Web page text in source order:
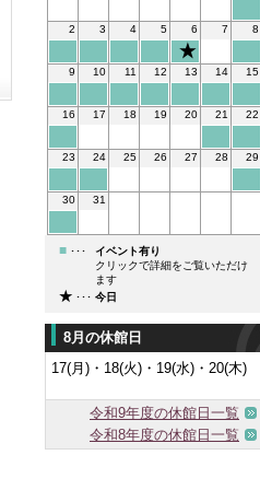
2 3 4 5 6 7 8
9 10 11 12 13 14 15
16 17 18 19 20 21 22
23 24 25 26 27 28 29
30 31
■ ･･･
イベント有り
クリックで詳細をご覧いただけ
ます
★ ･･･ 今日
8月の休館日
17(月)・18(火)・19(水)・20(木)
令和9年度の休館日一覧
令和8年度の休館日一覧